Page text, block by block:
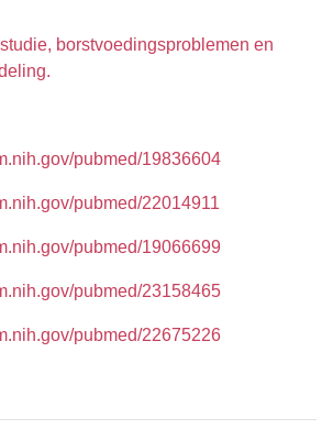
borstvoedingsproblemen en
pubmed/19836604
pubmed/22014911
pubmed/19066699
pubmed/23158465
pubmed/22675226